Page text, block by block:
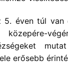
5. éven túl van
közepére-
erősebb